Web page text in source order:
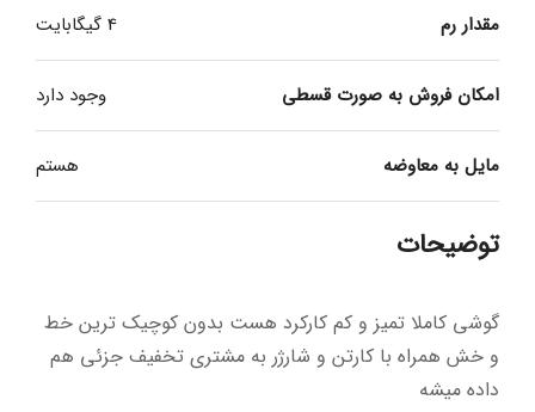
مقدار رم 4 گیگابایت
امکان فروش به صورت قسطی وجود دارد
مایل به معاوضه هستم
توضیحات
گوشی کاملا تمیز و کم کارکرد هست بدون کوچیک ترین خط
و خش همراه با کارتن و شارژر به مشتری تخفیف جزئی هم
داده میشه